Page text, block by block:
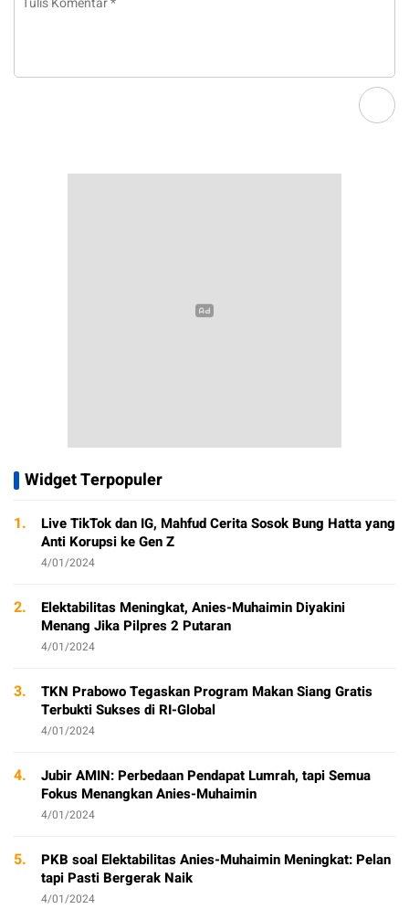
Widget Terpopuler
1.
Live TikTok dan IG, Mahfud Cerita Sosok Bung Hatta yang
Anti Korupsi ke Gen Z
4/01/2024
2.
Elektabilitas Meningkat, Anies-Muhaimin Diyakini
Menang Jika Pilpres 2 Putaran
4/01/2024
3.
TKN Prabowo Tegaskan Program Makan Siang Gratis
Terbukti Sukses di RI-Global
4/01/2024
4.
Jubir AMIN: Perbedaan Pendapat Lumrah, tapi Semua
Fokus Menangkan Anies-Muhaimin
4/01/2024
5.
PKB soal Elektabilitas Anies-Muhaimin Meningkat: Pelan
tapi Pasti Bergerak Naik
4/01/2024